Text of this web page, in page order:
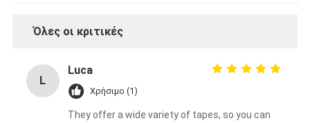
Όλες οι κριτικές
L
Luca
Χρήσιμο (1)
They offer a wide variety of tapes, so you can